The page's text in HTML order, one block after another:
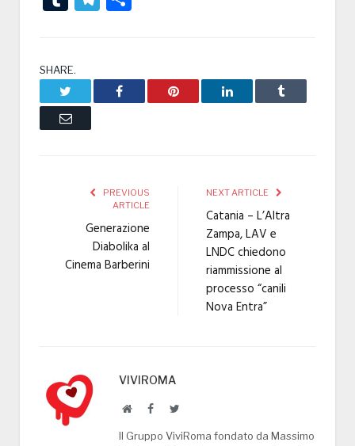
SHARE.
Facebook Pinterest LinkedIn Tumblr
Email
PREVIOUS
ARTICLE
Generazione
Diabolika al
Cinema Barberini
NEXT ARTICLE
Catania – L’Altra
Zampa, LAV e
LNDC chiedono
riammissione al
processo “canili
Nova Entra”
VIVIROMA
WebsiteFacebookTwitter
Il Gruppo ViviRoma fondato da Massimo